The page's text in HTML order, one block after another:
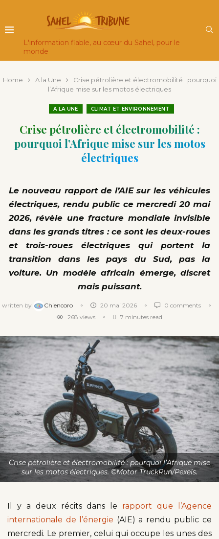
L'information fiable, au cœur du Sahel, pour le
monde
Home A la Une
Crise pétrolière et électromobilité : pourquoi
l’Afrique mise sur les motos électriques
A LA UNE CLIMAT ET ENVIRONNEMENT
Crise pétrolière et électromobilité :
pourquoi l’Afrique mise sur les motos
électriques
Le nouveau rapport de l’AIE sur les véhicules
électriques, rendu public ce mercredi 20 mai
2026, révèle une fracture mondiale invisible
dans les grands titres : ce sont les deux-roues
et trois-roues électriques qui portent la
transition dans les pays du Sud, pas la
voiture. Un modèle africain émerge, discret
mais puissant.
written by Chiencoro 20 mai 2026
0 comments
268 views 7 minutes read
Crise pétrolière et électromobilité : pourquoi l’Afrique mise
sur les motos électriques. ©Motor TruckRun/Pexels.
Il y a deux récits dans le rapport que l’Agence
internationale de l’énergie (AIE) a rendu public ce
mercredi. Le premier, celui qui occupe les unes des